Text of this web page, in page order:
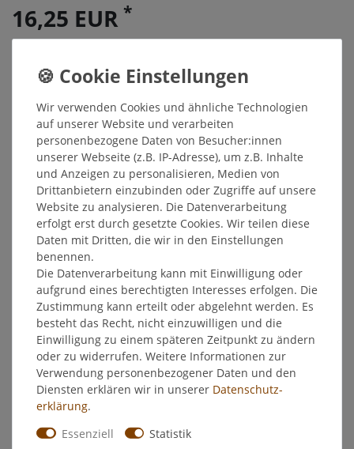
16,25 EUR *
Grundpreis
In den Warenkorb
Wunschliste
* inkl. ges. MwSt. zzgl.Versandkosten
Beschreibung
Weitere Details
Hersteller
Feidal Holzdeckfarbe Weiß
Wir verwenden Cookies und ähnliche Technologien
auf unserer Website und verarbeiten
personenbezogene Daten von Besucher:innen
unserer Webseite (z.B. IP-Adresse), um z.B. Inhalte
und Anzeigen zu personalisieren, Medien von
Drittanbietern einzubinden oder Zugriffe auf unsere
Website zu analysieren. Die Datenverarbeitung
erfolgt erst durch gesetzte Cookies. Wir teilen diese
Daten mit Dritten, die wir in den Einstellungen
benennen.
Die Datenverarbeitung kann mit Einwilligung oder
aufgrund eines berechtigten Interesses erfolgen. Die
Zustimmung kann erteilt oder abgelehnt werden. Es
besteht das Recht, nicht einzuwilligen und die
Einwilligung zu einem späteren Zeitpunkt zu ändern
oder zu widerrufen. Weitere Informationen zur
Verwendung personenbezogener Daten und den
Diensten erklären wir in unserer Daten­schutz­
erklärung.
Essenziell
Statistik